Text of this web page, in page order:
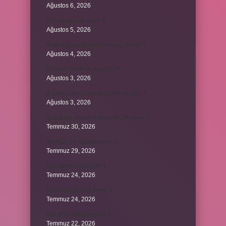
Ağustos 6, 2026
Ağustos 5, 2026
Ağustos 4, 2026
Ağustos 3, 2026
Ağustos 3, 2026
Temmuz 30, 2026
Temmuz 29, 2026
Temmuz 24, 2026
Temmuz 24, 2026
Temmuz 22, 2026